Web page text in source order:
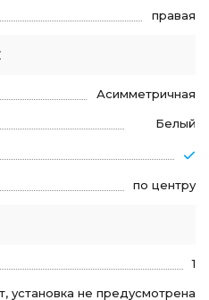
правая
Асимметричная
Белый
по центру
1
установка не предусмотрена